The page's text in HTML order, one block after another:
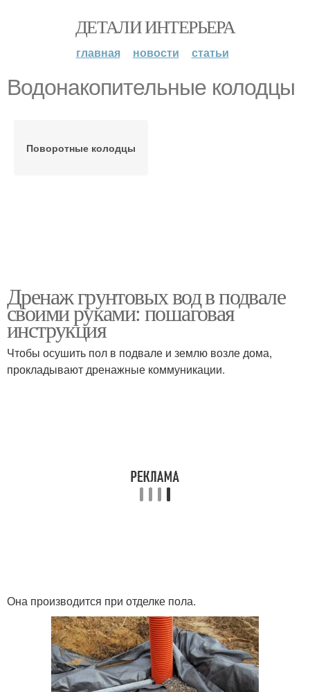
ДЕТАЛИ ИНТЕРЬЕРА
главная новости статьи
Водонакопительные колодцы
Поворотные колодцы
Дренаж грунтовых вод в подвале
своими руками: пошаговая
инструкция
Чтобы осушить пол в подвале и землю возле дома,
прокладывают дренажные коммуникации.
Она производится при отделке пола.